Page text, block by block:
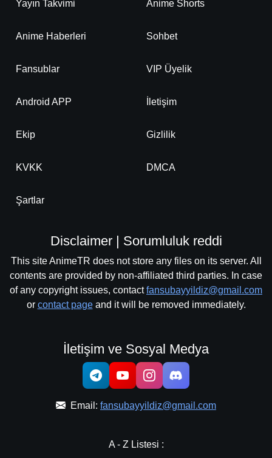
Yayın Takvimi Anime Shorts
Anime Haberleri Sohbet
Fansublar VIP Üyelik
Android APP İletişim
Ekip Gizlilik
KVKK DMCA
Şartlar
Disclaimer | Sorumluluk reddi
This site AnimeTR does not store any files on its server. All
contents are provided by non-affiliated third parties. In case
of any copyright issues, contactfansubayyildiz@gmail.com
or contact pageand it will be removed immediately.
İletişim ve Sosyal Medya
Email: fansubayyildiz@gmail.com
A - Z Listesi :